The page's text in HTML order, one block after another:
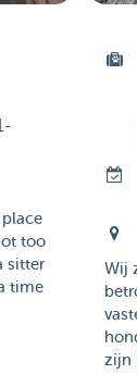
too
sitter
time
Wij
zijn